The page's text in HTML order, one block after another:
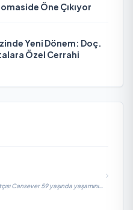
Öne Çıkıyor
Yeni Dönem: Doç.
Özel Cerrahi
Cansever 59 yaşında yaşamını